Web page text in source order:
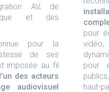
AV, de
et des
pour la
de ses
imposée au fil
l’un des acteurs
audiovisuel
pour
pour
haut-